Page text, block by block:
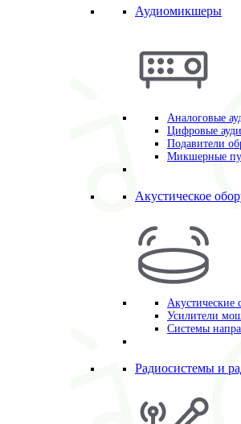
Аудиомикшеры
Аналоговые
Цифровые
Подавители
Микшерные
Акустическое
Акустические
Усилители
Системы
Радиосистемы и